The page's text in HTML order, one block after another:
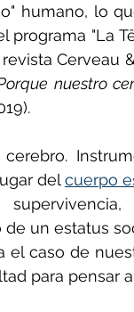
humano, lo
"La
Cerveau
nuestro
del cuerpo
un estatus
caso de
para pensar